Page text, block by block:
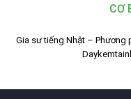
CƠ
Gia sư tiếng Nhật – Phương